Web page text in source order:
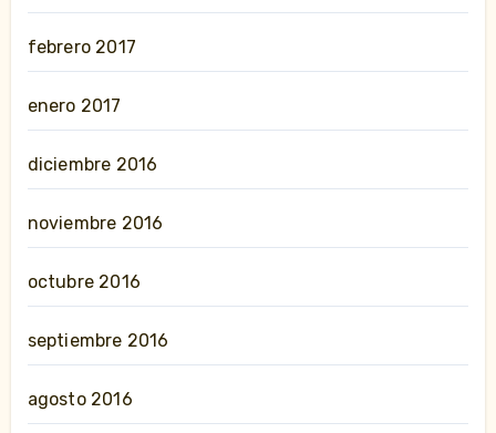
febrero 2017
enero 2017
diciembre 2016
noviembre 2016
octubre 2016
septiembre 2016
agosto 2016